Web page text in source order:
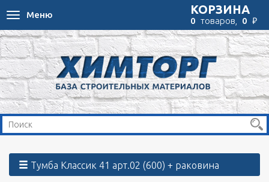
Toggle
navigation
Меню КОРЗИНА
0 товаров, 0 ₽